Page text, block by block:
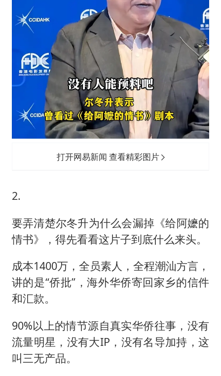
打开网易新闻 查看精彩图片
2.
要弄清楚尔冬升为什么会漏掉《给阿嬷的
情书》，得先看看这片子到底什么来头。
成本1400万，全员素人，全程潮汕方言，
讲的是“侨批”，海外华侨寄回家乡的信件
和汇款。
90%以上的情节源自真实华侨往事，没有
流量明星，没有大IP，没有名导加持，这
叫三无产品。